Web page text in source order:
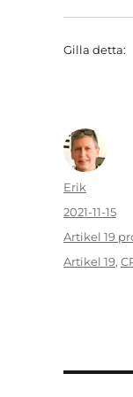
Gilla detta:
Författare
Erik
Publicerat
den
2021-11-15
Kategorier
Artikel 19
Etiketter
Artikel 19,